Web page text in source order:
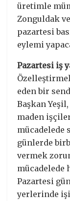
üretimle
Zonguldak
pazartesi
eylemi
Pazartesi iş
eden bir
Başkan
maden
mücadelede
günlerde
vermek
mücadelede
Pazartesi
yerlerinde